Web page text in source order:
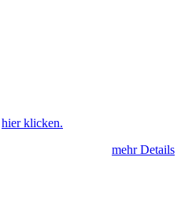
hier klicken.
mehr Details